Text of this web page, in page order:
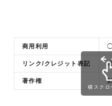
商用利用 ◯
リンク/クレジット表記
著作権
横スクロ